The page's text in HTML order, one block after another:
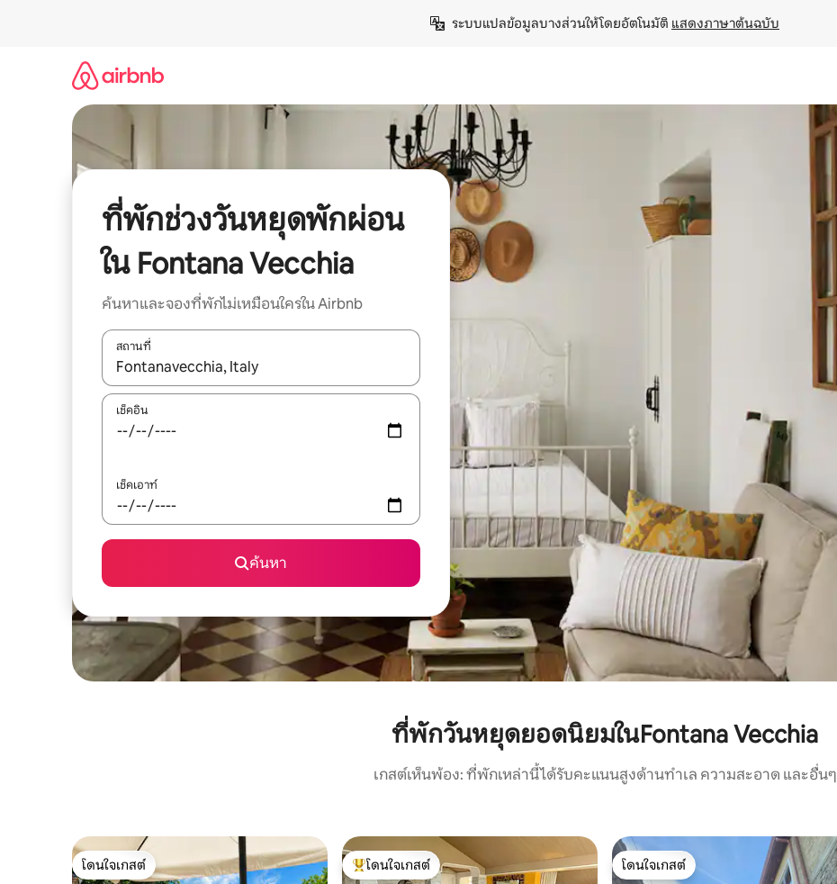
ระบบแปลข้อมูลบางส่วนให้โดยอัตโนมัติ แสดงภาษาต้นฉบับ
ที่พักช่วงวันหยุดพักผ่อน
ใน Fontana Vecchia
ค้นหาและจองที่พักไม่เหมือนใครใน Airbnb
สถานที่
ใช้ลูกศรขึ้นลง หรือใช้การสัมผัสหรือปัด เพื่อสำรวจผลการค้นหา
เช็คอิน
เช็คเอาท์
ค้นหา
ที่พักวันหยุดยอดนิยมในFontana Vecchia
เกสต์เห็นพ้อง: ที่พักเหล่านี้ได้รับคะแนนสูงด้านทำเล ความสะอาด และอื่นๆ
โดนใจเกสต์
โดนใจเกสต์
โดนใจเกสต์ที่สุด
โดนใจเกสต์
โดนใจเกสต์
โดนใจเกสต์